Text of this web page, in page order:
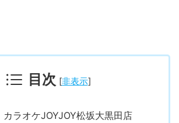
目次 [非表示]
ラオケJOYJOY松坂大黒田店